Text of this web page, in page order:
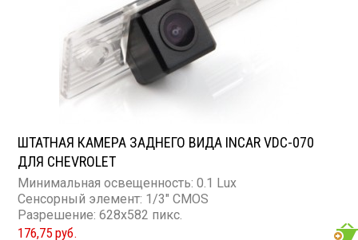
ШТАТНАЯ КАМЕРА ЗАДНЕГО ВИДА INCAR VDC-070
ДЛЯ CHEVROLET
Минимальная освещенность: 0.1 Lux
Сенсорный элемент: 1/3" CMOS
Разрешение: 628x582 пикс.
176,75 руб.